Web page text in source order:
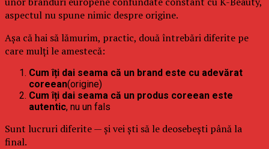
aspectul nu spune nimic despre origine.
Așa că hai să lămurim, practic, două întrebări diferite pe
care mulți le amestecă:
Cum îți dai seama că un brand este cu adevărat
coreean(origine)
Cum îți dai seama că un produs coreean este
autentic, nu un fals
Sunt lucruri diferite — și vei ști să le deosebești până la
final.